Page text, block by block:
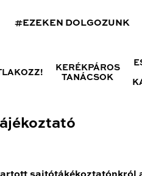
#EZEKEN DOLGOZUNK
KERÉKPÁROS
TANÁCSOK